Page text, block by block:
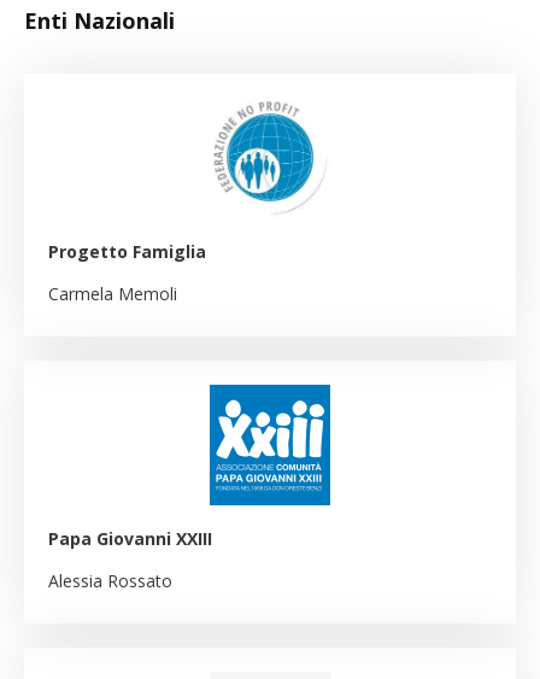
Enti Nazionali
Progetto Famiglia
Carmela Memoli
Papa Giovanni XXIII
Alessia Rossato